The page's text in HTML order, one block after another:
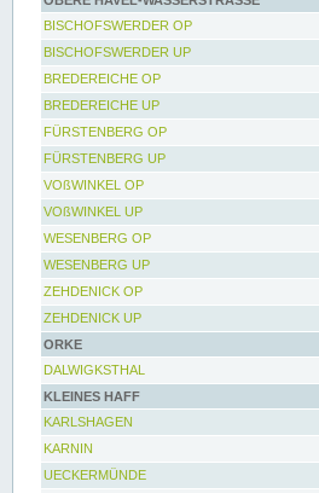
BISCHOFSWERDER OP
BISCHOFSWERDER UP
BREDEREICHE OP
BREDEREICHE UP
FÜRSTENBERG OP
FÜRSTENBERG UP
VOßWINKEL OP
VOßWINKEL UP
WESENBERG OP
WESENBERG UP
ZEHDENICK OP
ZEHDENICK UP
ORKE
DALWIGKSTHAL
KLEINES HAFF
KARLSHAGEN
KARNIN
UECKERMÜNDE